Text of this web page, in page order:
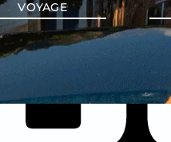
VOYAGE